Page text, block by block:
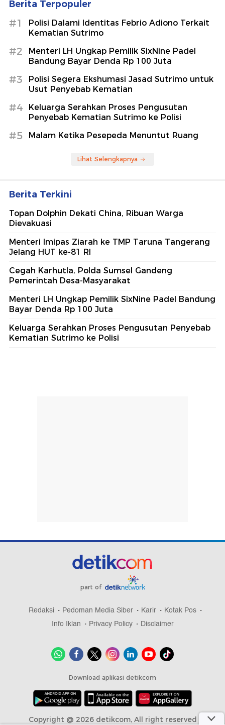
Berita Terpopuler
#1
Polisi Dalami Identitas Febrio Adiono Terkait
Kematian Sutrimo
#2
Menteri LH Ungkap Pemilik SixNine Padel
Bandung Bayar Denda Rp 100 Juta
#3
Polisi Segera Ekshumasi Jasad Sutrimo untuk
Usut Penyebab Kematian
#4
Keluarga Serahkan Proses Pengusutan
Penyebab Kematian Sutrimo ke Polisi
#5 Malam Ketika Pesepeda Menuntut Ruang
Lihat Selengkapnya
Berita Terkini
Topan Dolphin Dekati China, Ribuan Warga
Dievakuasi
Menteri Imipas Ziarah ke TMP Taruna Tangerang
Jelang HUT ke-81 RI
Cegah Karhutla, Polda Sumsel Gandeng
Pemerintah Desa-Masyarakat
Menteri LH Ungkap Pemilik SixNine Padel Bandung
Bayar Denda Rp 100 Juta
Keluarga Serahkan Proses Pengusutan Penyebab
Kematian Sutrimo ke Polisi
part of
Redaksi Pedoman Media Siber Karir
Kotak Pos
Info Iklan
Privacy Policy Disclaimer
Download aplikasi detikcom
Copyright @ 2026 detikcom, All right reserved